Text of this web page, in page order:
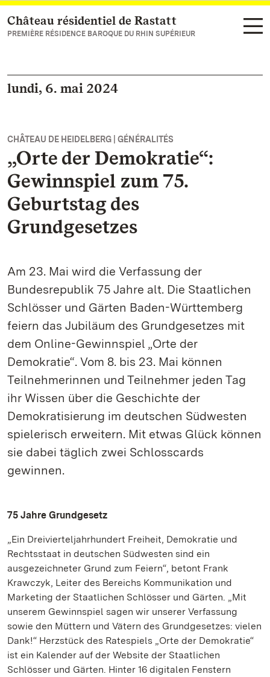
Vers la page d’accueil
Château résidentiel de Rastatt
PREMIÈRE RÉSIDENCE BAROQUE DU RHIN SUPÉRIEUR
lundi, 6. mai 2024
CHÂTEAU DE HEIDELBERG | GÉNÉRALITÉS
„Orte der Demokratie“:
Gewinnspiel zum 75.
Geburtstag des
Grundgesetzes
Am 23. Mai wird die Verfassung der
Bundesrepublik 75 Jahre alt. Die Staatlichen
Schlösser und Gärten Baden-Württemberg
feiern das Jubiläum des Grundgesetzes mit
dem Online-Gewinnspiel „Orte der
Demokratie“. Vom 8. bis 23. Mai können
Teilnehmerinnen und Teilnehmer jeden Tag
ihr Wissen über die Geschichte der
Demokratisierung im deutschen Südwesten
spielerisch erweitern. Mit etwas Glück können
sie dabei täglich zwei Schlosscards
gewinnen.
75 Jahre Grundgesetz
„Ein Dreivierteljahrhundert Freiheit, Demokratie und
Rechtsstaat in deutschen Südwesten sind ein
ausgezeichneter Grund zum Feiern“, betont Frank
Krawczyk, Leiter des Bereichs Kommunikation und
Marketing der Staatlichen Schlösser und Gärten. „Mit
unserem Gewinnspiel sagen wir unserer Verfassung
sowie den Müttern und Vätern des Grundgesetzes: vielen
Dank!“ Herzstück des Ratespiels „Orte der Demokratie“
ist ein Kalender auf der Website der Staatlichen
Schlösser und Gärten. Hinter 16 digitalen Fenstern